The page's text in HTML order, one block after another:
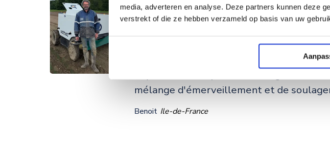
media, adverteren en analyse. Deze partners kunnen deze
verstrekt of die ze hebben verzameld op basis van uw
Le robot est arrivé il y a un mois et a
de finition à effectuer à la main. Dans
sur la chicorée, les carottes, les panais
mélange d'émerveillement et de
Benoit Ile-de-France